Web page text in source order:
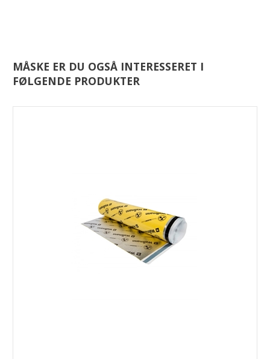
MÅSKE ER DU OGSÅ INTERESSERET I
FØLGENDE PRODUKTER